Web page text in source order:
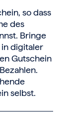
so dass
des
Bringe
digitaler
Gutschein
selbst.